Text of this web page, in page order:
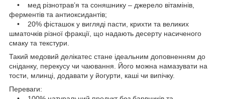
• мед різнотрав’я та соняшнику – джерело вітамінів,
ферментів та антиоксидантів;
• 20% фісташок у вигляді пасти, крихти та великих
шматочків різної фракції, що надають десерту насиченого
смаку та текстури.
Такий медовий делікатес стане ідеальним доповненням до
сніданку, перекусу чи чаювання. Його можна намазувати на
тости, млинці, додавати у йогурти, каші чи випічку.
Переваги: